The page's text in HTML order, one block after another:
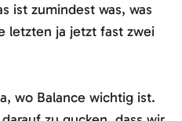
ist zumindest was, was
letzten ja jetzt fast zwei
wo Balance wichtig ist.